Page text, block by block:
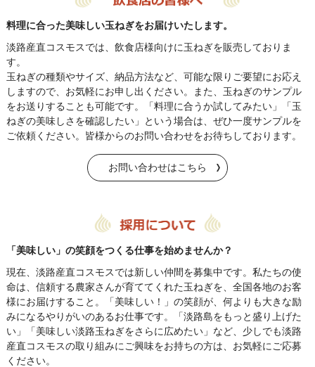
料理に合った美味しい玉ねぎをお届けいたします。
淡路産直コスモスでは、飲食店様向けに玉ねぎを販売しておりま
す。
玉ねぎの種類やサイズ、納品方法など、可能な限りご要望にお応え
しますので、お気軽にお申し出ください。また、玉ねぎのサンプル
をお送りすることも可能です。「料理に合うか試してみたい」「玉
ねぎの美味しさを確認したい」という場合は、ぜひ一度サンプルを
ご依頼ください。皆様からのお問い合わせをお待ちしております。
お問い合わせはこちら
「美味しい」の笑顔をつくる仕事を始めませんか？
現在、淡路産直コスモスでは新しい仲間を募集中です。私たちの使
命は、信頼する農家さんが育ててくれた玉ねぎを、全国各地のお客
様にお届けすること。「美味しい！」の笑顔が、何よりも大きな励
みになるやりがいのあるお仕事です。「淡路島をもっと盛り上げた
い」「美味しい淡路玉ねぎをさらに広めたい」など、少しでも淡路
産直コスモスの取り組みにご興味をお持ちの方は、お気軽にご応募
ください。